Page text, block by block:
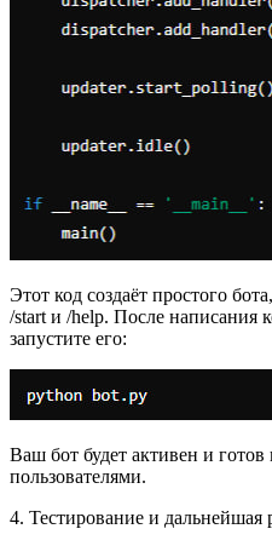
Этот код создаёт простого
/start и /help. После написания
запустите его:
Ваш бот будет активен и
пользователями.
4. Тестирование и дальнейшая